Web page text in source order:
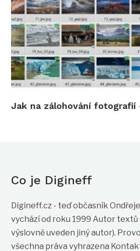
Jak na zálohování fotografií
Co je Digineff
Digineff.cz - teď občasník
vychází od roku 1999 Autor textů
výslovně uveden jiný autor).
všechna práva vyhrazena